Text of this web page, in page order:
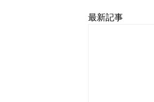
最新記事